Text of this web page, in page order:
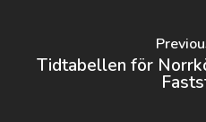
Tidtabellen för